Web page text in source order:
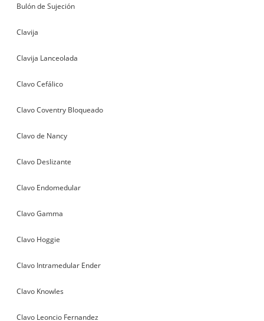
Bulón de Sujeción
Clavija
Clavija Lanceolada
Clavo Cefálico
Clavo Coventry Bloqueado
Clavo de Nancy
Clavo Deslizante
Clavo Endomedular
Clavo Gamma
Clavo Hoggie
Clavo Intramedular Ender
Clavo Knowles
Clavo Leoncio Fernandez